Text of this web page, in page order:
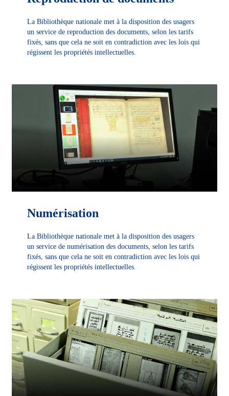
La Bibliothèque nationale met à la disposition des usagers
un service de reproduction des documents, selon les tarifs
fixés, sans que cela ne soit en contradiction avec les lois qui
régissent les propriétés intellectuelles.
Numérisation
La Bibliothèque nationale met à la disposition des usagers
un service de numérisation des documents, selon les tarifs
fixés, sans que cela ne soit en contradiction avec les lois qui
régissent les propriétés intellectuelles.